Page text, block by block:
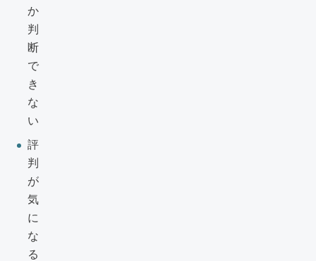
か
判
断
で
き
な
い
評
判
が
気
に
な
る